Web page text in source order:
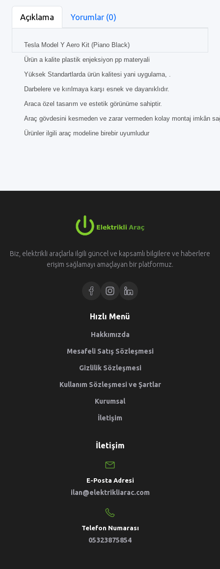
Açıklama Yorumlar (0)
Tesla Model Y Aero Kit (Piano Black)
Ürün a kalite plastik enjeksiyon pp materyali
Yüksek Standartlarda ürün kalitesi yani uygulama, .
Darbelere ve kırılmaya karşı esnek ve dayanıklıdır.
Araca özel tasarım ve estetik görünüme sahiptir.
Araç gövdesini kesmeden ve zarar vermeden kolay montaj imkân
Ürünler ilgili araç modeline birebir uyumludur
Biz, elektrikli araçlarla ilgili güncel ve kapsamlı bilgilere ve haberlere
erişim sağlamayı amaçlayan bir platformuz.
Hızlı Menü
Hakkımızda
Mesafeli Satış Sözleşmesi
Gizlilik Sözleşmesi
Kullanım Sözleşmesi ve Şartlar
Kurumsal
İletişim
İletişim
E-Posta Adresi
ilan@elektrikliarac.com
Telefon Numarası
05323875854